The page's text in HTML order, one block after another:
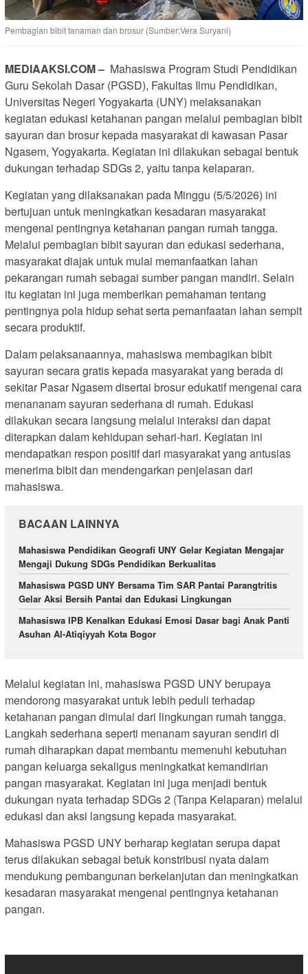
Pembagian bibit tanaman dan brosur (Sumber:Vera Suryani)
MEDIAAKSI.COM – Mahasiswa Program Studi Pendidikan
Guru Sekolah Dasar (PGSD), Fakultas Ilmu Pendidikan,
Universitas Negeri Yogyakarta (UNY) melaksanakan
kegiatan edukasi ketahanan pangan melalui pembagian bibit
sayuran dan brosur kepada masyarakat di kawasan Pasar
Ngasem, Yogyakarta. Kegiatan ini dilakukan sebagai bentuk
dukungan terhadap SDGs 2, yaitu tanpa kelaparan.
Kegiatan yang dilaksanakan pada Minggu (5/5/2026) ini
bertujuan untuk meningkatkan kesadaran masyarakat
mengenai pentingnya ketahanan pangan rumah tangga.
Melalui pembagian bibit sayuran dan edukasi sederhana,
masyarakat diajak untuk mulai memanfaatkan lahan
pekarangan rumah sebagai sumber pangan mandiri. Selain
itu kegiatan ini juga memberikan pemahaman tentang
pentingnya pola hidup sehat serta pemanfaatan lahan sempit
secara produktif.
Dalam pelaksanaannya, mahasiswa membagikan bibit
sayuran secara gratis kepada masyarakat yang berada di
sekitar Pasar Ngasem disertai brosur edukatif mengenai cara
menananam sayuran sederhana di rumah. Edukasi
dilakukan secara langsung melalui interaksi dan dapat
diterapkan dalam kehidupan sehari-hari. Kegiatan ini
mendapatkan respon positif dari masyarakat yang antusias
menerima bibit dan mendengarkan penjelasan dari
mahasiswa.
BACAAN LAINNYA
Mahasiswa Pendidikan Geografi UNY Gelar Kegiatan Mengajar
Mengaji Dukung SDGs Pendidikan Berkualitas
Mahasiswa PGSD UNY Bersama Tim SAR Pantai Parangtritis
Gelar Aksi Bersih Pantai dan Edukasi Lingkungan
Mahasiswa IPB Kenalkan Edukasi Emosi Dasar bagi Anak Panti
Asuhan Al-Atiqiyyah Kota Bogor
Melalui kegiatan ini, mahasiswa PGSD UNY berupaya
mendorong masyarakat untuk lebih peduli terhadap
ketahanan pangan dimulai dari lingkungan rumah tangga.
Langkah sederhana seperti menanam sayuran sendiri di
rumah diharapkan dapat membantu memenuhi kebutuhan
pangan keluarga sekaligus meningkatkat kemandirian
pangan masyarakat. Kegiatan ini juga menjadi bentuk
dukungan nyata terhadap SDGs 2 (Tanpa Kelaparan) melalui
edukasi dan aksi langsung kepada masyarakat.
Mahasiswa PGSD UNY berharap kegiatan serupa dapat
terus dilakukan sebagai betuk konstribusi nyata dalam
mendukung pembangunan berkelanjutan dan meningkatkan
kesadaran masyarakat mengenai pentingnya ketahanan
pangan.